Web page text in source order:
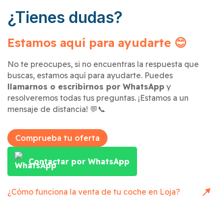
¿Tienes dudas?
Estamos aquí para ayudarte 😊
No te preocupes, si no encuentras la respuesta que
buscas, estamos aquí para ayudarte. Puedes
llamarnos o escribirnos por WhatsApp y
resolveremos todas tus preguntas. ¡Estamos a un
mensaje de distancia! 💬📞
Comprueba tu oferta
Contactar por WhatsApp
¿Cómo funciona la venta de tu coche en Loja?